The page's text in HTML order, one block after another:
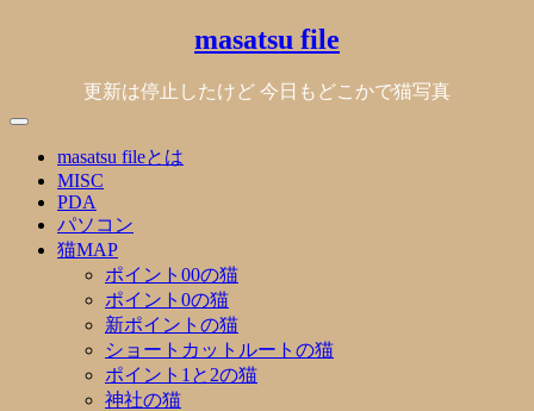
masatsu file
更新は停止したけど 今日もどこかで猫写真
masatsu fileとは
MISC
PDA
パソコン
猫MAP
ポイント00の猫
ポイント0の猫
新ポイントの猫
ショートカットルートの猫
ポイント1と2の猫
神社の猫